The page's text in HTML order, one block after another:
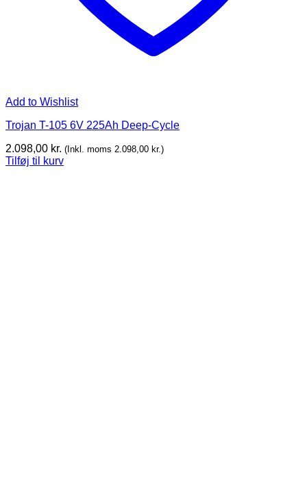
Add to Wishlist
Trojan T-105 6V 225Ah Deep-Cycle
2.098,00 kr. (Inkl. moms 2.098,00 kr.)
Tilføj til kurv